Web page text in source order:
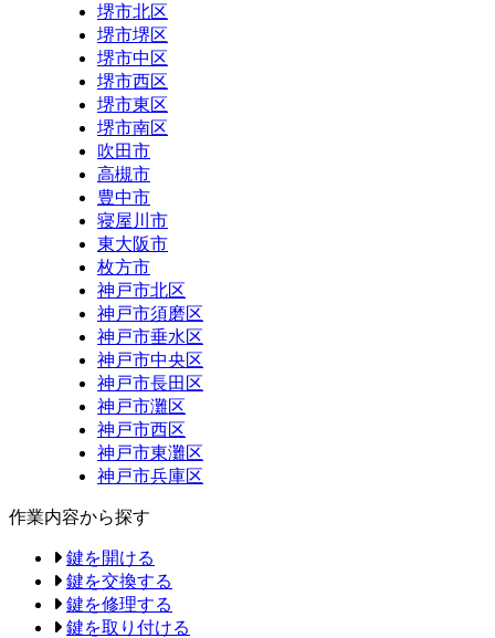
堺市北区
堺市堺区
堺市中区
堺市西区
堺市東区
堺市南区
吹田市
高槻市
豊中市
寝屋川市
東大阪市
枚方市
神戸市北区
神戸市須磨区
神戸市垂水区
神戸市中央区
神戸市長田区
神戸市灘区
神戸市西区
神戸市東灘区
神戸市兵庫区
作業内容から探す
鍵を開ける
鍵を交換する
鍵を修理する
鍵を取り付ける